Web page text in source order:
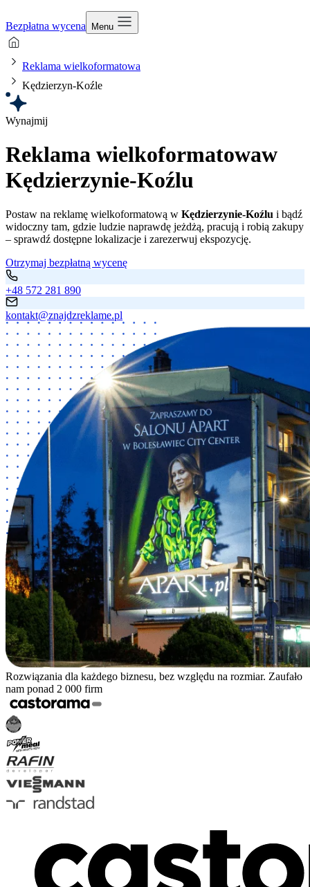
Bezpłatna wycena Menu
Reklama wielkoformatowa
Kędzierzyn-Koźle
Wynajmij
Reklama wielkoformatowaw
Kędzierzynie-Koźlu
Postaw na reklamę wielkoformatową w Kędzierzynie-Koźlu i bądź
widoczny tam, gdzie ludzie naprawdę jeżdżą, pracują i robią zakupy
– sprawdź dostępne lokalizacje i zarezerwuj ekspozycję.
Otrzymaj bezpłatną wycenę
+48 572 281 890
kontakt@znajdzreklame.pl
Rozwiązania dla każdego biznesu, bez względu na rozmiar. Zaufało
nam ponad 2 000 firm